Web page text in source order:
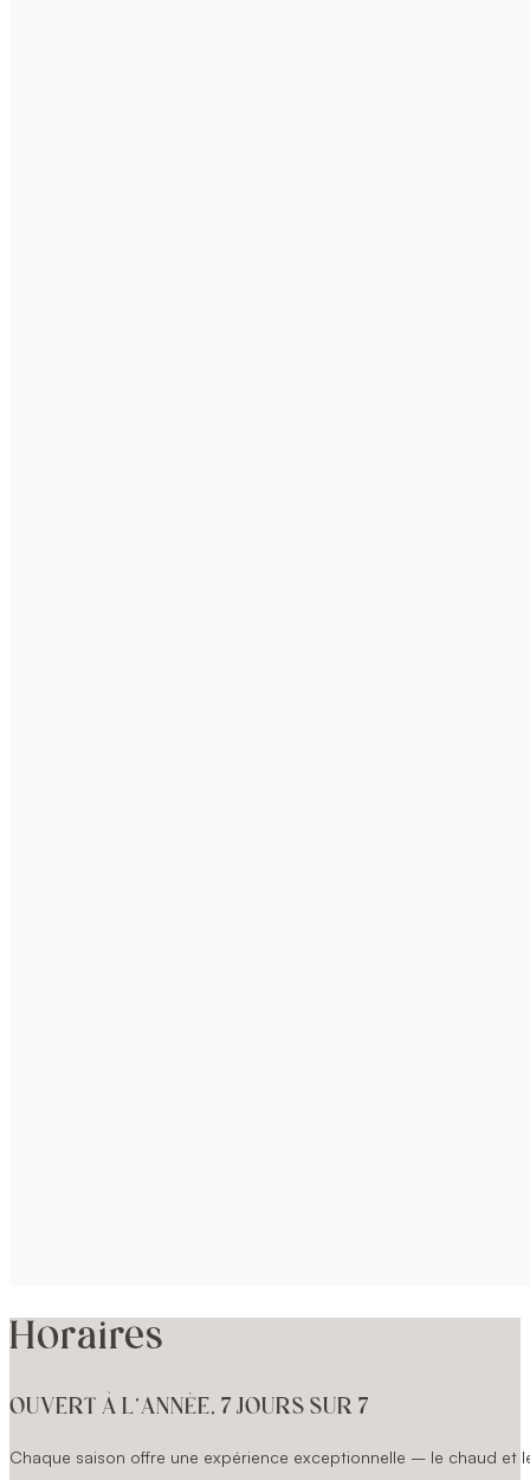
Horaires
OUVERT À L’ANNÉE, 7 JOURS SUR 7
Chaque saison offre une expérience exceptionnelle – le chaud et